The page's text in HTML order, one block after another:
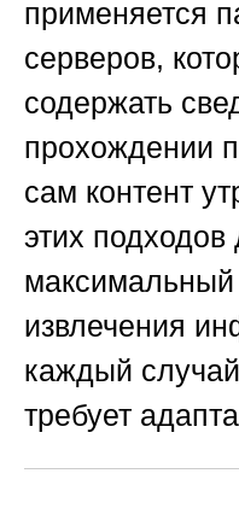
применяется
серверов,
содержать
прохождении
сам контент
этих подходов
максимальный
извлечения
каждый
требует